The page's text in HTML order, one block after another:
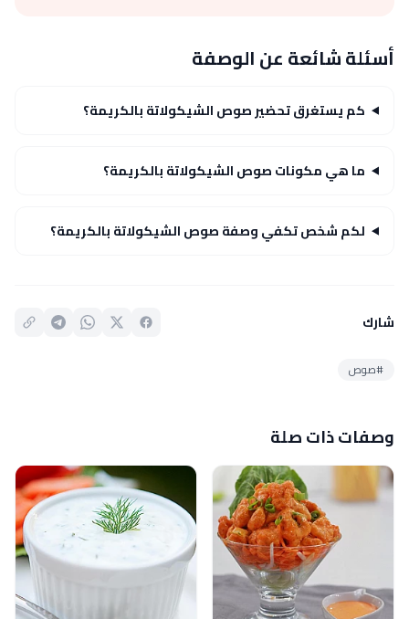
أسئلة شائعة عن الوصفة
كم يستغرق تحضير صوص الشيكولاتة بالكريمة؟
ما هي مكونات صوص الشيكولاتة بالكريمة؟
لكم شخص تكفي وصفة صوص الشيكولاتة بالكريمة؟
شارك
#صوص
وصفات ذات صلة